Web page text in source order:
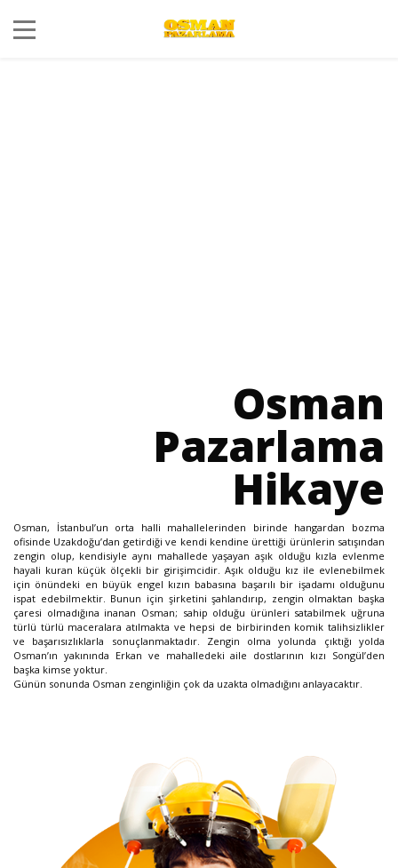
Osman
Pazarlama
Hikaye
Osman, İstanbul’un orta halli mahallelerinden birinde hangardan bozma
ofisinde Uzakdoğu’dan getirdiği ve kendi kendine ürettiği ürünlerin satışından
zengin olup, kendisiyle aynı mahallede yaşayan aşık olduğu kızla evlenme
hayali kuran küçük ölçekli bir girişimcidir. Aşık olduğu kız ile evlenebilmek
için önündeki en büyük engel kızın babasına başarılı bir işadamı olduğunu
ispat edebilmektir. Bunun için şirketini şahlandırıp, zengin olmaktan başka
çaresi olmadığına inanan Osman; sahip olduğu ürünleri satabilmek uğruna
türlü türlü maceralara atılmakta ve hepsi de birbirinden komik talihsizlikler
ve başarısızlıklarla sonuçlanmaktadır. Zengin olma yolunda çıktığı yolda
Osman’ın yakınında Erkan ve mahalledeki aile dostlarının kızı Songül’den
başka kimse yoktur.
Günün sonunda Osman zenginliğin çok da uzakta olmadığını anlayacaktır.